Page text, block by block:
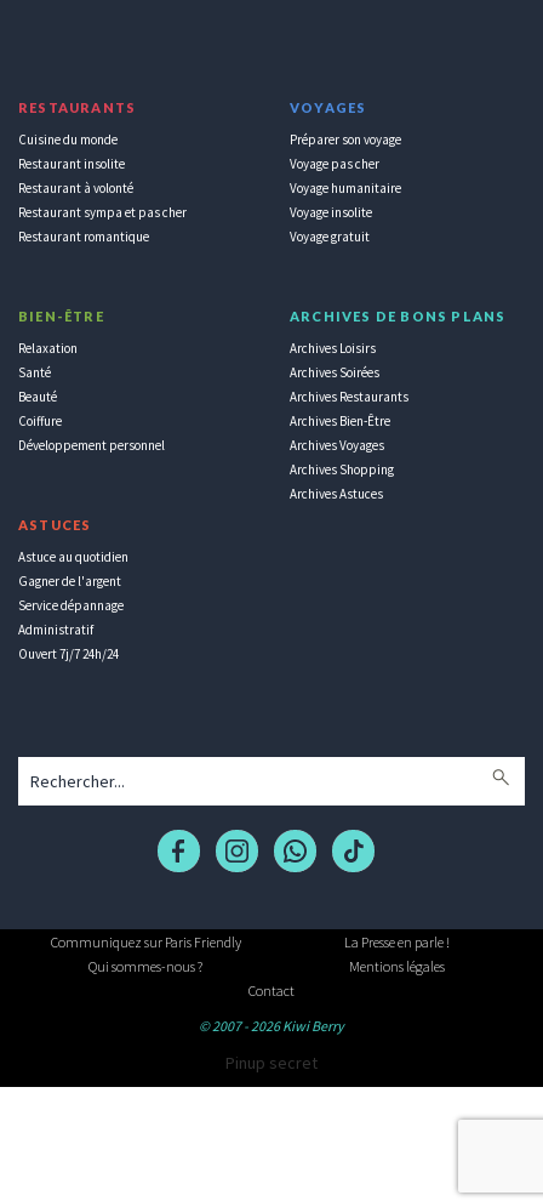
RESTAURANTS
Cuisine du monde
Restaurant insolite
Restaurant à volonté
Restaurant sympa et pas cher
Restaurant romantique
BIEN-ÊTRE
Relaxation
Santé
Beauté
Coiffure
Développement personnel
ASTUCES
Astuce au quotidien
Gagner de l'argent
Service dépannage
Administratif
Ouvert 7j/7 24h/24
VOYAGES
Préparer son voyage
Voyage pas cher
Voyage humanitaire
Voyage insolite
Voyage gratuit
ARCHIVES DE BONS PLANS
Archives Loisirs
Archives Soirées
Archives Restaurants
Archives Bien-Être
Archives Voyages
Archives Shopping
Archives Astuces
Communiquez sur Paris Friendly
La Presse en parle !
Qui sommes-nous ?
Mentions légales
Contact
© 2007 - 2026 Kiwi Berry
Pinup secret